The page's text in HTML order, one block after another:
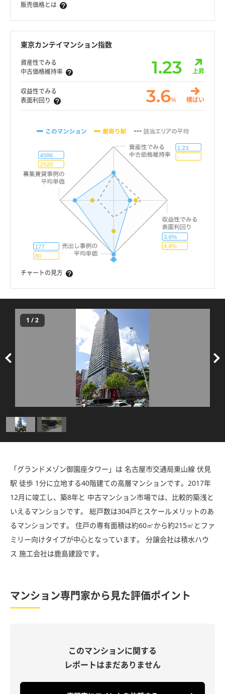
販売価格とは
東京カンテイマンション指数
資産性でみる
中古価格維持率
1.23 上昇
収益性でみる
表面利回り
3.6% 横ばい
チャートの見方
1 /2
「グランドメゾン御園座タワー」は 名古屋市交通局東山線 伏見
駅 徒歩 1分に立地する40階建ての高層マンションです。2017年
12月に竣工し、築8年と 中古マンション市場では、比較的築浅と
いえるマンションです。 総戸数は304戸とスケールメリットのあ
るマンションです。 住戸の専有面積は約60㎡から約215㎡とファ
ミリー向けタイプが中心となっています。 分譲会社は積水ハウ
ス 施工会社は鹿島建設です。
マンション専門家から見た評価ポイント
このマンションに関する
レポートはまだありません